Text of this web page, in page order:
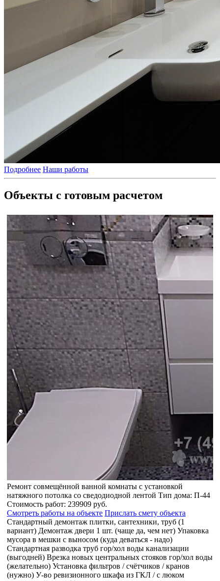
Подробнее Наши работы
Объекты с готовым расчетом
П-44
воды
Ремонт совмещённой ванной комнаты с установкой
гигиенического душа Тип дома:1605-АМ Стоимость
229 811 руб.
Смотреть работы на объекте Прислать смету объекта
Стандартный демонтаж плитки, сантехники, труб (1
вариант) Демонтаж двери 1 шт. (чаще да, чем нет)
мусора в мешки с выносом (куда деваться - надо)
Стандартная разводка труб гор/хол воды канализации
(выгодней) Врезка новых центральных стояков гор/
(желательно) Установка фильтров / счётчиков / кранов
(нужно) У-во ревизионного шкафа из ГКЛ / с люком